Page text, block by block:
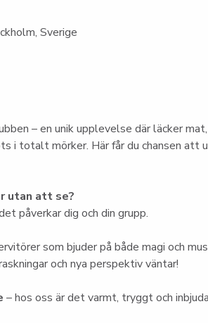
Sverige
– en unik upplevelse där läcker
i totalt mörker. Här får du chansen att
utan att se?
påverkar dig och din grupp.
som bjuder på både magi och
och nya perspektiv väntar!
– hos oss är det varmt, tryggt och